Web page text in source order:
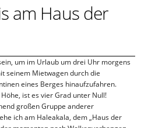
am Haus der
um im Urlaub um drei Uhr morgens
seinem Mietwagen durch die
eines Berges hinaufzufahren.
ist es vier Grad unter Null!
großen Gruppe anderer
ich am Haleakala, dem „Haus der